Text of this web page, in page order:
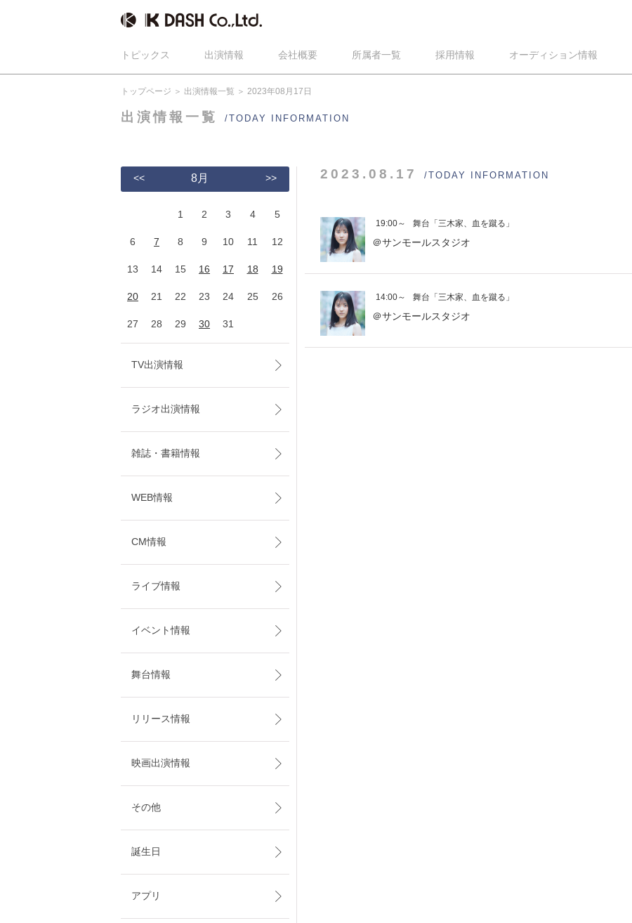
トピックス 出演情報 会社概要 所属者一覧 採用情報 オーディション情報
トップページ 出演情報一覧 2023年08月17日
出演情報一覧 /TODAY INFORMATION
2023.08.17 /TODAY INFORMATION
19:00～ 舞台「三木家、血を蹴る」
＠サンモールスタジオ
14:00～ 舞台「三木家、血を蹴る」
＠サンモールスタジオ
<< 8月 >>
1 2 3 4 5
6 7 8 9 10 11 12
13 14 15 16 17 18 19
20 21 22 23 24 25 26
27 28 29 30 31
TV出演情報
ラジオ出演情報
雑誌・書籍情報
WEB情報
CM情報
ライブ情報
イベント情報
舞台情報
リリース情報
映画出演情報
その他
誕生日
アプリ